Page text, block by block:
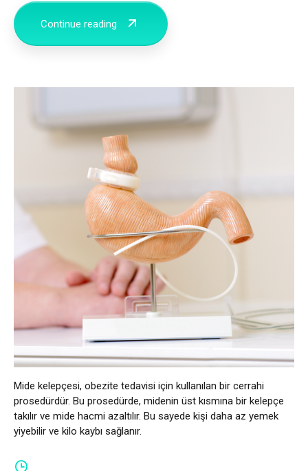
Continue reading
Mide kelepçesi, obezite tedavisi için kullanılan bir cerrahi
prosedürdür. Bu prosedürde, midenin üst kısmına bir kelepçe
takılır ve mide hacmi azaltılır. Bu sayede kişi daha az yemek
yiyebilir ve kilo kaybı sağlanır.